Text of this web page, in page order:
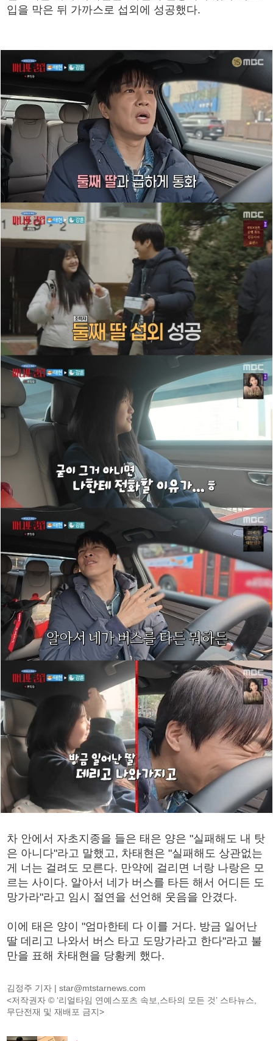
입을 막은 뒤 가까스로 섭외에 성공했다.
차 안에서 자초지종을 들은 태은 양은 "실패해도 내 탓
은 아니다"라고 말했고, 차태현은 "실패해도 상관없는
게 너는 걸려도 모른다. 만약에 걸리면 너랑 나랑은 모
르는 사이다. 알아서 네가 버스를 타든 해서 어디든 도
망가라"라고 임시 절연을 선언해 웃음을 안겼다.
이에 태은 양이 "엄마한테 다 이를 거다. 방금 일어난
딸 데리고 나와서 버스 타고 도망가라고 한다"라고 불
만을 표해 차태현을 당황케 했다.
김정주 기자 |star@mtstarnews.com
<저작권자 © ‘리얼타임 연예스포츠 속보,스타의 모든 것’ 스타뉴스,
무단전재 및 재배포 금지>